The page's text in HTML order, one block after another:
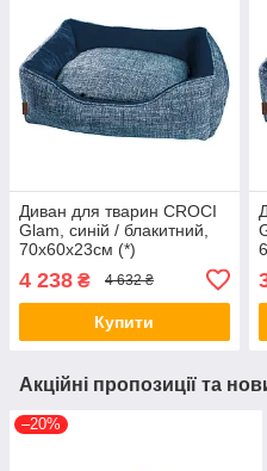
Диван для тварин CROCI
Glam, синій / блакитний,
70х60х23см (*)
4 238 ₴ 4 632 ₴
Купити
Акційні пропозиції та
–20%